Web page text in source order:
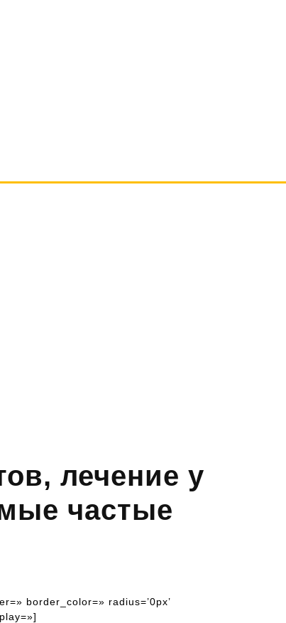
лечение у
частые
border_color=» radius=’0px’